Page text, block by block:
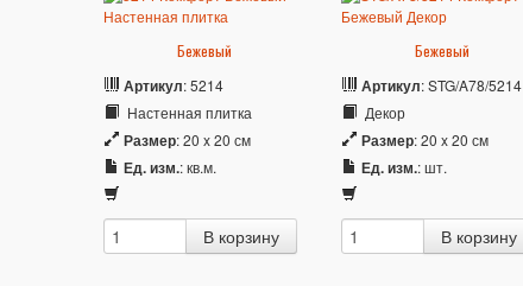
Бежевый
Артикул: 5214
Настенная плитка
Размер: 20 x 20 см
Ед. изм.: кв.м.
Бежевый
Артикул: STG/A78/5214
Декор
Размер: 20 x 20 см
Ед. изм.: шт.